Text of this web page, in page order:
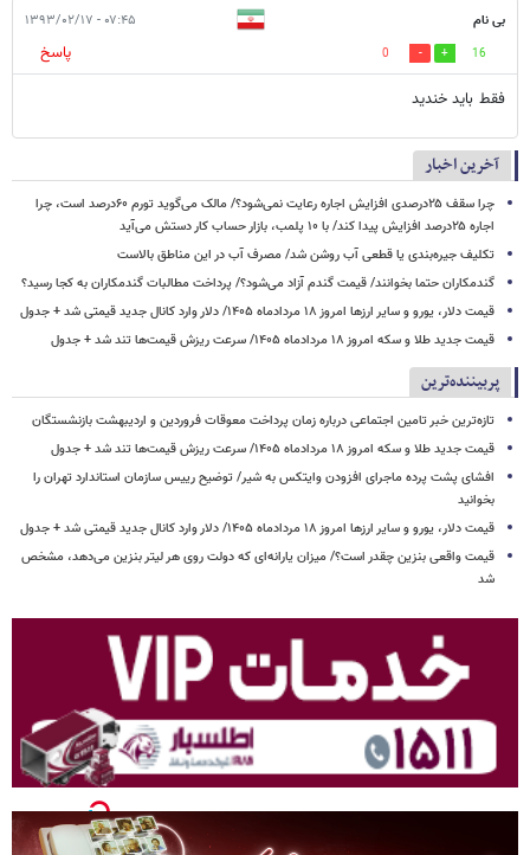
بی نام ۰۷:۴۵ - ۱۳۹۳/۰۲/۱۷
16
0
پاسخ
فقط بايد خنديد
آخرین اخبار
چرا سقف ۲۵درصدی افزایش اجاره رعایت نمی‌شود؟/ مالک می‌گوید تورم ۶۰درصد است، چرا
اجاره ۲۵درصد افزایش پیدا کند/ با ۱۰ پلمب، بازار حساب کار دستش می‌آید
تکلیف جیره‌بندی یا قطعی آب روشن شد/ مصرف آب در این مناطق بالاست
گندمکاران حتما بخوانند/ قیمت گندم آزاد می‌شود؟/ پرداخت مطالبات گندمکاران به کجا رسید؟
قیمت دلار، یورو و سایر ارزها امروز ۱۸ مردادماه ۱۴۰۵/ دلار وارد کانال جدید قیمتی شد + جدول
قیمت جدید طلا و سکه امروز ۱۸ مردادماه ۱۴۰۵/ سرعت ریزش قیمت‌ها تند شد + جدول
پربیننده‌ترین
تازه‌ترین خبر تامین اجتماعی درباره زمان پرداخت معوقات فروردین و اردیبهشت بازنشستگان
قیمت جدید طلا و سکه امروز ۱۸ مردادماه ۱۴۰۵/ سرعت ریزش قیمت‌ها تند شد + جدول
افشای پشت پرده ماجرای افزودن وایتکس به شیر/ توضیح رییس سازمان استاندارد تهران را
بخوانید
قیمت دلار، یورو و سایر ارزها امروز ۱۸ مردادماه ۱۴۰۵/ دلار وارد کانال جدید قیمتی شد + جدول
قیمت واقعی بنزین چقدر است؟/ میزان یارانه‌ای که دولت روی هر لیتر بنزین می‌دهد، مشخص
شد